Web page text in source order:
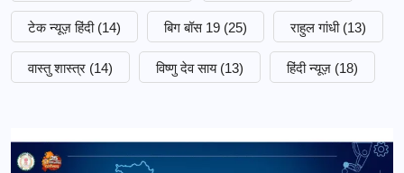
टेक न्यूज़ हिंदी (14) बिग बॉस 19 (25) राहुल गांधी (13)
वास्तु शास्त्र (14) विष्णु देव साय (13) हिंदी न्यूज़ (18)